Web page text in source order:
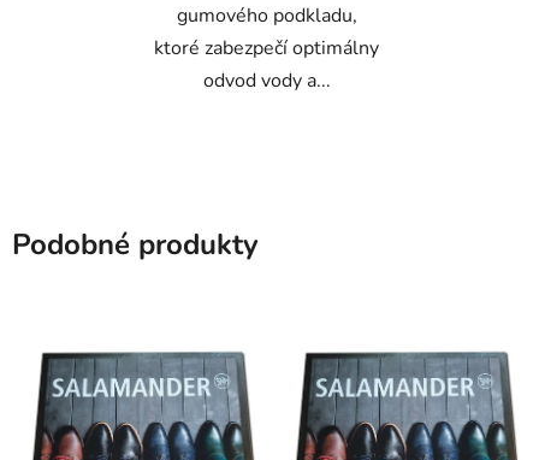
gumového podkladu,
ktoré zabezpečí optimálny
odvod vody a...
Podobné produkty